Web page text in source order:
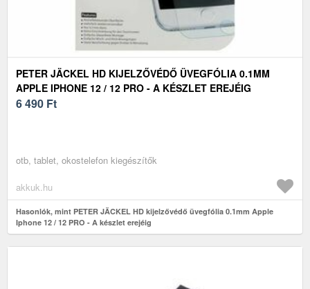
PETER JÄCKEL HD KIJELZŐVÉDŐ ÜVEGFÓLIA 0.1MM
APPLE IPHONE 12 / 12 PRO - A KÉSZLET EREJÉIG
6 490 Ft
otb, tablet, okostelefon kiegészítők
akkuk.hu
Hasonlók, mint PETER JÄCKEL HD kijelzővédő üvegfólia 0.1mm Apple
Iphone 12 / 12 PRO - A készlet erejéig